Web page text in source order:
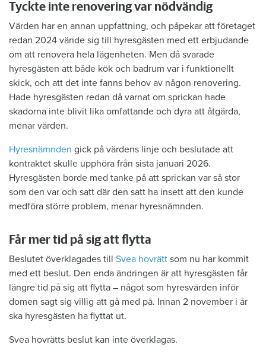
Tyckte inte renovering var nödvändig
Värden har en annan uppfattning, och påpekar att företaget
redan 2024 vände sig till hyresgästen med ett erbjudande
om att renovera hela lägenheten. Men då svarade
hyresgästen att både kök och badrum var i funktionellt
skick, och att det inte fanns behov av någon renovering.
Hade hyresgästen redan då varnat om sprickan hade
skadorna inte blivit lika omfattande och dyra att åtgärda,
menar värden.
Hyresnämnden gick på värdens linje och beslutade att
kontraktet skulle upphöra från sista januari 2026.
Hyresgästen borde med tanke på att sprickan var så stor
som den var och satt där den satt ha insett att den kunde
medföra större problem, menar hyresnämnden.
Får mer tid på sig att flytta
Beslutet överklagades till Svea hovrätt som nu har kommit
med ett beslut. Den enda ändringen är att hyresgästen får
längre tid på sig att flytta – något som hyresvärden inför
domen sagt sig villig att gå med på. Innan 2 november i år
ska hyresgästen ha flyttat ut.
Svea hovrätts beslut kan inte överklagas.